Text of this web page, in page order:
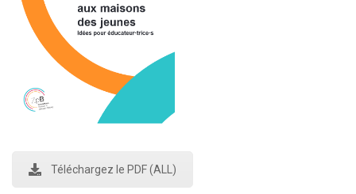
Téléchargez le PDF (ALL)